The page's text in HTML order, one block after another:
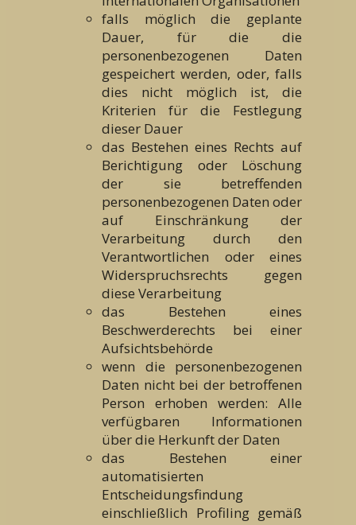
falls möglich die geplante
Dauer, für die die
personenbezogenen Daten
gespeichert werden, oder, falls
dies nicht möglich ist, die
Kriterien für die Festlegung
dieser Dauer
das Bestehen eines Rechts auf
Berichtigung oder Löschung
der sie betreffenden
personenbezogenen Daten oder
auf Einschränkung der
Verarbeitung durch den
Verantwortlichen oder eines
Widerspruchsrechts gegen
diese Verarbeitung
das Bestehen eines
Beschwerderechts bei einer
Aufsichtsbehörde
wenn die personenbezogenen
Daten nicht bei der betroffenen
Person erhoben werden: Alle
verfügbaren Informationen
über die Herkunft der Daten
das Bestehen einer
automatisierten
Entscheidungsfindung
einschließlich Profiling gemäß